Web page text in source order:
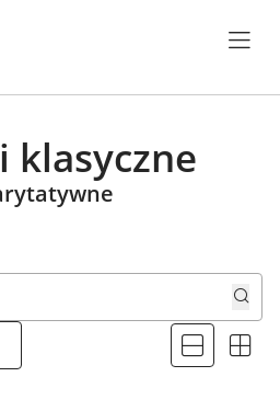
klasyczne